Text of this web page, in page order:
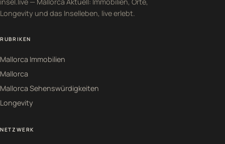
Longevity und das Inselleben, live erlebt.
RUBRIKEN
Mallorca Immobilien
Mallorca
Mallorca Sehenswürdigkeiten
Longevity
NETZWERK